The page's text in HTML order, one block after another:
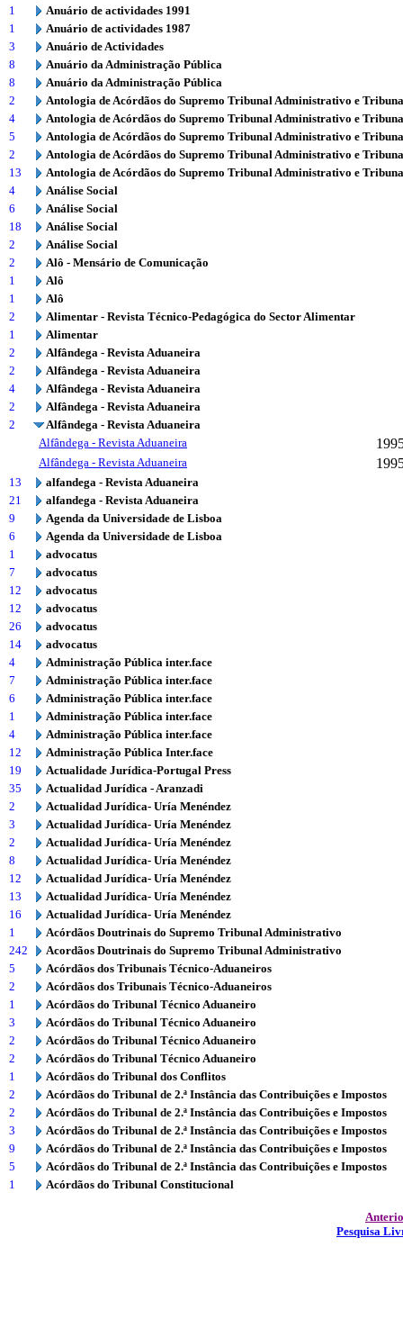
1
Anuário de actividades 1991
1
Anuário de actividades 1987
3
Anuário de Actividades
8
Anuário da Administração Pública
8
Anuário da Administração Pública
2
Antologia de Acórdãos do Supremo Tribunal Administrativo e
4
Antologia de Acórdãos do Supremo Tribunal Administrativo e
5
Antologia de Acórdãos do Supremo Tribunal Administrativo e
2
Antologia de Acórdãos do Supremo Tribunal Administrativo e
13
Antologia de Acórdãos do Supremo Tribunal Administrativo e
4
Análise Social
6
Análise Social
18
Análise Social
2
Análise Social
2
Alô - Mensário de Comunicação
1
Alô
1
Alô
2
Alimentar - Revista Técnico-Pedagógica do Sector Alimentar
1
Alimentar
2
Alfândega - Revista Aduaneira
2
Alfândega - Revista Aduaneira
4
Alfândega - Revista Aduaneira
2
Alfândega - Revista Aduaneira
2
Alfândega - Revista Aduaneira
Alfândega - Revista Aduaneira
Alfândega - Revista Aduaneira
13
alfandega - Revista Aduaneira
21
alfandega - Revista Aduaneira
9
Agenda da Universidade de Lisboa
6
Agenda da Universidade de Lisboa
1
advocatus
7
advocatus
12
advocatus
12
advocatus
26
advocatus
14
advocatus
4
Administração Pública inter.face
7
Administração Pública inter.face
6
Administração Pública inter.face
1
Administração Pública inter.face
4
Administração Pública inter.face
12
Administração Pública Inter.face
19
Actualidade Jurídica-Portugal Press
35
Actualidad Jurídica - Aranzadi
2
Actualidad Jurídica- Uría Menéndez
3
Actualidad Jurídica- Uría Menéndez
2
Actualidad Jurídica- Uría Menéndez
8
Actualidad Jurídica- Uría Menéndez
12
Actualidad Jurídica- Uría Menéndez
13
Actualidad Jurídica- Uría Menéndez
16
Actualidad Jurídica- Uría Menéndez
1
Acórdãos Doutrinais do Supremo Tribunal Administrativo
242
Acordãos Doutrinais do Supremo Tribunal Administrativo
5
Acórdãos dos Tribunais Técnico-Aduaneiros
2
Acórdãos dos Tribunais Técnico-Aduaneiros
1
Acórdãos do Tribunal Técnico Aduaneiro
3
Acórdãos do Tribunal Técnico Aduaneiro
2
Acórdãos do Tribunal Técnico Aduaneiro
2
Acórdãos do Tribunal Técnico Aduaneiro
1
Acórdãos do Tribunal dos Conflitos
2
Acórdãos do Tribunal de 2.ª Instância das Contribuições e Impostos
2
Acórdãos do Tribunal de 2.ª Instância das Contribuições e Impostos
3
Acórdãos do Tribunal de 2.ª Instância das Contribuições e Impostos
9
Acórdãos do Tribunal de 2.ª Instância das Contribuições e Impostos
5
Acórdãos do Tribunal de 2.ª Instância das Contribuições e Impostos
1
Acórdãos do Tribunal Constitucional
Pesquisa